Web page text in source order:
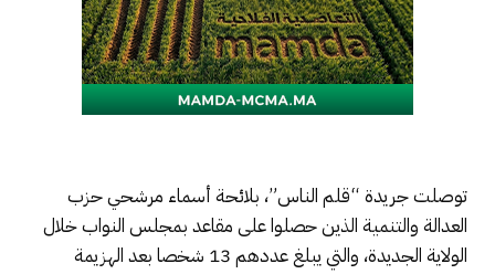
توصلت جريدة “قلم الناس”، بلائحة أسماء مرشحي حزب
العدالة والتنمية الذين حصلوا على مقاعد بمجلس النواب خلال
الولاية الجديدة، والتي يبلغ عددهم 13 شخصا بعد الهزيمة